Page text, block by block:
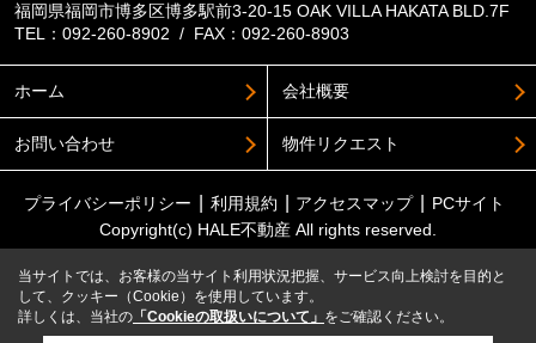
福岡県福岡市博多区博多駅前3-20-15 OAK VILLA HAKATA BLD.7F
TEL：092-260-8902 / FAX：092-260-8903
ホーム 会社概要
お問い合わせ 物件リクエスト
プライバシーポリシー 利用規約 アクセスマップ
PCサイト
Copyright(c) HALE不動産 All rights reserved.
当サイトでは、お客様の当サイト利用状況把握、サービス向上検討を目的と
して、クッキー（Cookie）を使用しています。
詳しくは、当社の 「Cookieの取扱いについて」 をご確認ください。